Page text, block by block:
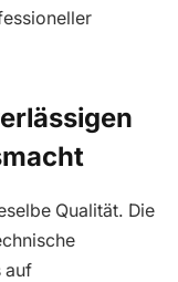
Qualität. Die
auf